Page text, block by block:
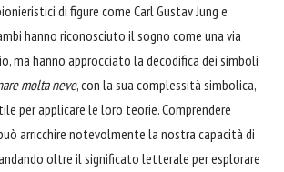
di figure come Carl Gustav Jung e
hanno riconosciuto il sogno come una via
ma hanno approcciato la decodifica dei simboli
molta neve, con la sua complessità simbolica,
per applicare le loro teorie. Comprendere
arricchire notevolmente la nostra capacità di
oltre il significato letterale per esplorare